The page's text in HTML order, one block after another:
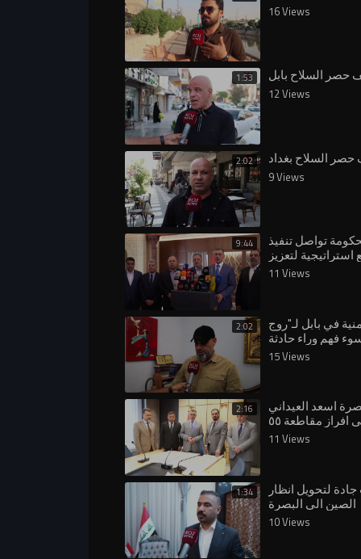
16 Views
1:53 حصر السلاح بابل
12 Views
2:02 السلاح بغداد
9 Views
9:44 تواصل تنفيذ
لتعزيز
المائي في البصرة
11 Views
2:02 في بابل لـ"روج
فهم وراء حادثة
بوجه المحافظ
15 Views
2:16 اسعد العيداني
يصادق على افراز مقاطعة ٥٥
بشهداء الحشد
11 Views
1:34 لتحويل انظار
الصين الى البصرة
10 Views